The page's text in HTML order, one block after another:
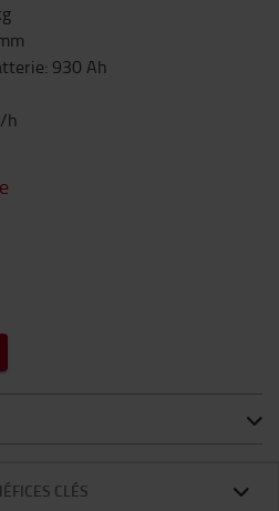
: 930 Ah
h
CLÉS